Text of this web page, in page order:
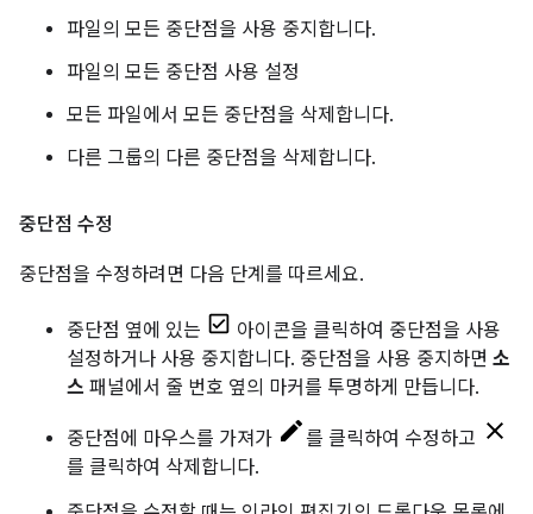
파일의 모든 중단점을 사용 중지합니다.
파일의 모든 중단점 사용 설정
모든 파일에서 모든 중단점을 삭제합니다.
다른 그룹의 다른 중단점을 삭제합니다.
중단점 수정
중단점을 수정하려면 다음 단계를 따르세요.
중단점 옆에 있는
아이콘을 클릭하여 중단점을 사용
설정하거나 사용 중지합니다. 중단점을 사용 중지하면 소
스 패널에서 줄 번호 옆의 마커를 투명하게 만듭니다.
중단점에 마우스를 가져가
를 클릭하여 수정하고
를 클릭하여 삭제합니다.